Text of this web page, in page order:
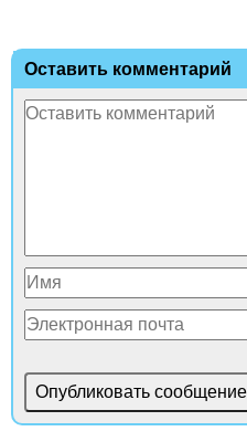
Оставить комментарий